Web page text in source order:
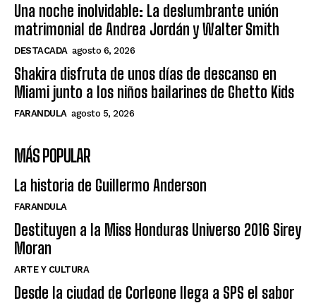
Una noche inolvidable: La deslumbrante unión
matrimonial de Andrea Jordán y Walter Smith
DESTACADA agosto 6, 2026
Shakira disfruta de unos días de descanso en
Miami junto a los niños bailarines de Ghetto Kids
FARANDULA agosto 5, 2026
MÁS POPULAR
La historia de Guillermo Anderson
FARANDULA
Destituyen a la Miss Honduras Universo 2016 Sirey
Moran
ARTE Y CULTURA
Desde la ciudad de Corleone llega a SPS el sabor